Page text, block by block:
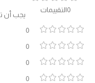
0التقييمات
0
0
0
0
يجب أن